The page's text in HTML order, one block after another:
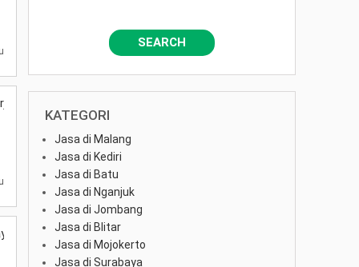
SEARCH
KATEGORI
Jasa di Malang
Jasa di Kediri
Jasa di Batu
Jasa di Nganjuk
Jasa di Jombang
Jasa di Blitar
Jasa di Mojokerto
Jasa di Surabaya